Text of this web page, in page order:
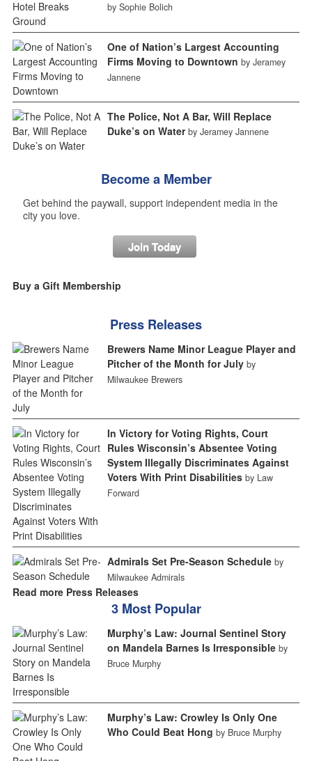
by Sophie Bolich
One of Nation’s Largest Accounting
Firms Moving to Downtown by Jeramey
Jannene
The Police, Not A Bar, Will Replace
Duke’s on Water by Jeramey Jannene
Become a Member
Get behind the paywall, support independent media in the
city you love.
Join Today
Buy a Gift Membership
Press Releases
Brewers Name Minor League Player and
Pitcher of the Month for July by
Milwaukee Brewers
In Victory for Voting Rights, Court
Rules Wisconsin’s Absentee Voting
System Illegally Discriminates Against
Voters With Print Disabilities by Law
Forward
Admirals Set Pre-Season Schedule by
Milwaukee Admirals
Read more Press Releases
3 Most Popular
Murphy’s Law: Journal Sentinel Story
on Mandela Barnes Is Irresponsible by
Bruce Murphy
Murphy’s Law: Crowley Is Only One
Who Could Beat Hong by Bruce Murphy